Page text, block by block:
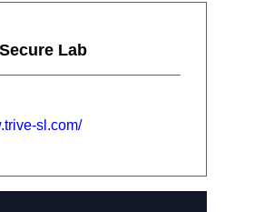
Lab
sl.com/